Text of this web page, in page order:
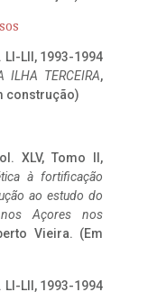
LI-LII, 1993-1994
ILHA TERCEIRA,
construção)
XLV, Tomo II,
à fortificação
ao estudo do
Açores nos
Vieira. (Em
LI-LII, 1993-1994